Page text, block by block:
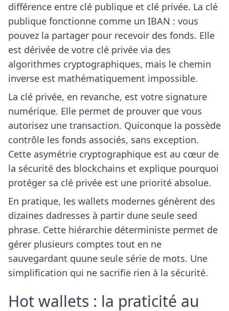
différence entre clé publique et clé privée. La clé
publique fonctionne comme un IBAN : vous
pouvez la partager pour recevoir des fonds. Elle
est dérivée de votre clé privée via des
algorithmes cryptographiques, mais le chemin
inverse est mathématiquement impossible.
La clé privée, en revanche, est votre signature
numérique. Elle permet de prouver que vous
autorisez une transaction. Quiconque la possède
contrôle les fonds associés, sans exception.
Cette asymétrie cryptographique est au cœur de
la sécurité des blockchains et explique pourquoi
protéger sa clé privée est une priorité absolue.
En pratique, les wallets modernes génèrent des
dizaines dadresses à partir dune seule seed
phrase. Cette hiérarchie déterministe permet de
gérer plusieurs comptes tout en ne
sauvegardant quune seule série de mots. Une
simplification qui ne sacrifie rien à la sécurité.
Hot wallets : la praticité au